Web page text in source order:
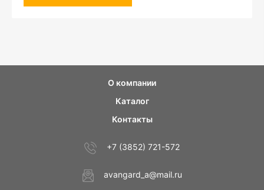
О компании
Каталог
Контакты
+7 (3852) 721-572
avangard_a@mail.ru